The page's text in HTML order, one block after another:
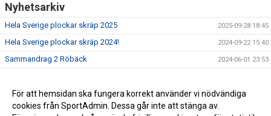
Nyhetsarkiv
Hela Sverige plockar skräp 2025 2025-09-28 18:45
Hela Sverige plockar skräp 2024! 2024-09-22 15:40
Sammandrag 2 Röbäck 2024-06-01 23:53
IFK dagen på Nolia 2024-05-09 15:02
Första sammandraget 2024-05-09 11:14
För att hemsidan ska fungera korrekt använder vi nödvändiga
cookies från SportAdmin. Dessa går inte att stänga av.